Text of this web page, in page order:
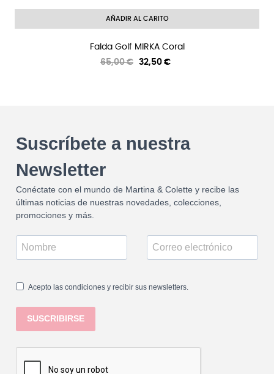
AÑADIR AL CARITO
Falda Golf MIRKA Coral
Precio
65,00 € Precio
32,50 €
Suscríbete a nuestra
Newsletter
Conéctate con el mundo de Martina & Colette y recibe las
últimas noticias de nuestras novedades, colecciones,
promociones y más.
Acepto las condiciones y recibir sus newsletters.
SUSCRIBIRSE